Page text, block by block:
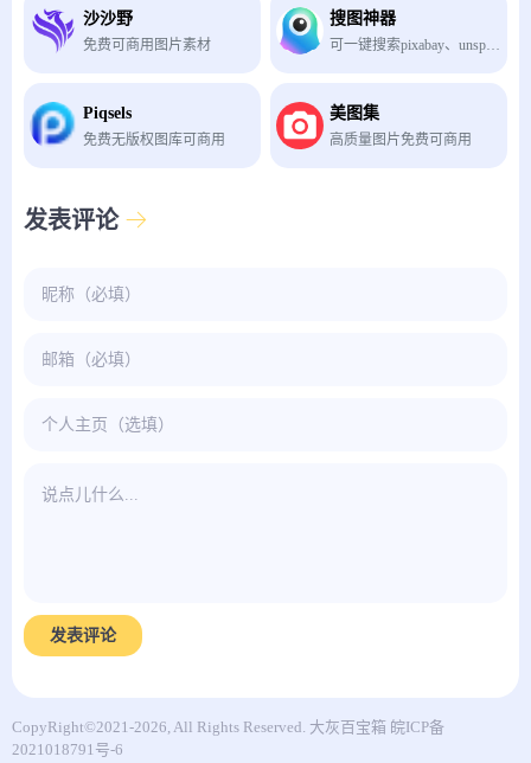
沙沙野
免费可商用图片素材
搜图神器
Piqsels
免费无版权图库可商用
美图集
高质量图片免费可商用
发表评论
发表评论
CopyRight©2021-2026, All Rights Reserved. 大灰百宝箱 皖ICP备
2021018791号-6